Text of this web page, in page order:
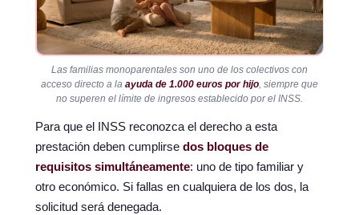
Las familias monoparentales son uno de los colectivos con
acceso directo a la ayuda de 1.000 euros por hijo , siempre que
no superen el límite de ingresos establecido por el INSS.
Para que el INSS reconozca el derecho a esta
prestación deben cumplirse dos bloques de
requisitos simultáneamente: uno de tipo familiar y
otro económico. Si fallas en cualquiera de los dos, la
solicitud será denegada.